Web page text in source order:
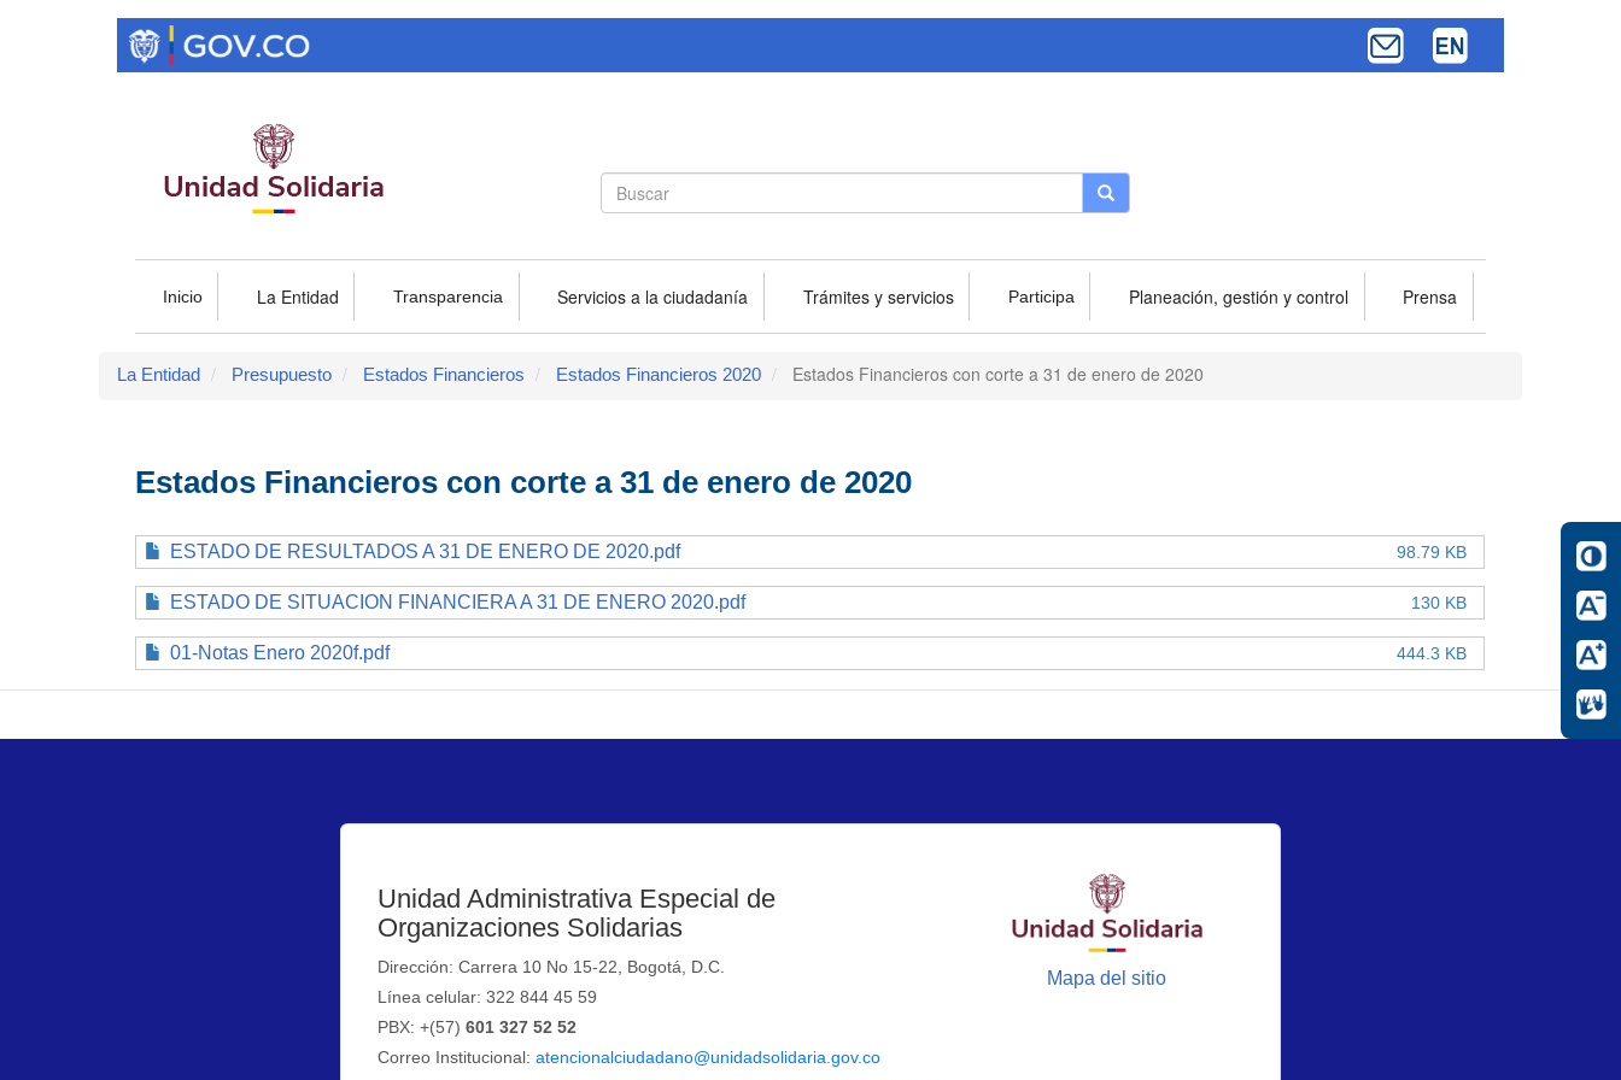
Search
form
Buscar Buscar
Inicio La Entidad Transparencia Servicios a la ciudadanía Trámites y servicios Participa Planeación, gestión y control Prensa
La Entidad Presupuesto Estados Financieros Estados Financieros 2020 Estados Financieros con corte a 31 de enero de 2020
Estados Financieros con corte a 31 de enero de 2020
ESTADO DE RESULTADOS A 31 DE ENERO DE 2020.pdf 98.79 KB
ESTADO DE SITUACION FINANCIERA A 31 DE ENERO 2020.pdf 130 KB
01-Notas Enero 2020f.pdf 444.3 KB
Unidad Administrativa Especial de
Organizaciones Solidarias
Dirección: Carrera 10 No 15-22, Bogotá, D.C.
Línea celular: 322 844 45 59
PBX: +(57)601 327 52 52
Correo Institucional:atencionalciudadano@unidadsolidaria.gov.co
Mapa del sitio